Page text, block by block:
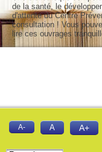
de la santé, le
d'attente du Centre
consultation ! Vous
lire ces ouvrages
A- A A+